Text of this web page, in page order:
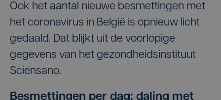
Ook het aantal nieuwe besmettingen met
het coronavirus in België is opnieuw licht
gedaald. Dat blijkt uit de voorlopige
gegevens van het gezondheidsinstituut
Sciensano.
Besmettingen per dag: daling met